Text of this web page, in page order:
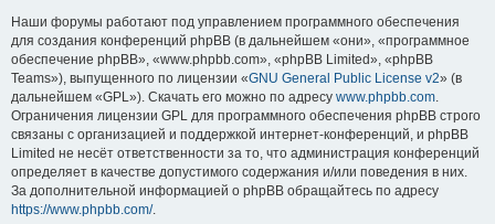
Наши форумы работают под управлением программного обеспечения
для создания конференций phpBB (в дальнейшем «они», «программное
обеспечение phpBB», «www.phpbb.com», «phpBB Limited», «phpBB
Teams»), выпущенного по лицензии «GNU General Public License v2» (в
дальнейшем «GPL»). Скачать его можно по адресу www.phpbb.com.
Ограничения лицензии GPL для программного обеспечения phpBB строго
связаны с организацией и поддержкой интернет-конференций, и phpBB
Limited не несёт ответственности за то, что администрация конференций
определяет в качестве допустимого содержания и/или поведения в них.
За дополнительной информацией о phpBB обращайтесь по адресу
https://www.phpbb.com/.